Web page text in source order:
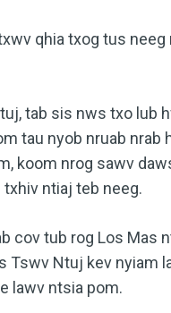
qhia txog tus
tab sis nws txo
tau nyob nruab nrab
koom nrog sawv
ntiaj teb neeg.
cov tub rog Los Mas
Tswv Ntuj kev nyiam
lawv ntsia pom.